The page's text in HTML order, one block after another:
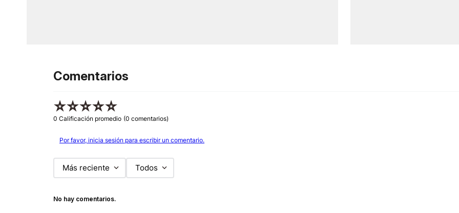
Comentarios
☆☆☆☆☆
0 Calificación promedio (0 comentarios)
Por favor, inicia sesión para escribir un comentario.
Más reciente Todos
No hay comentarios.